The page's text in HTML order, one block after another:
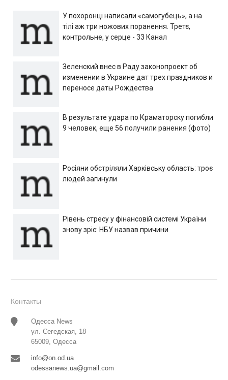
У похоронці написали «самогубець», а на
тілі аж три ножових поранення. Третє,
контрольне, у серце - 33 Канал
Зеленский внес в Раду законопроект об
изменении в Украине дат трех праздников и
переносе даты Рождества
В результате удара по Краматорску погибли
9 человек, еще 56 получили ранения (фото)
Росіяни обстріляли Харківську область: троє
людей загинули
Рівень стресу у фінансовій системі України
знову зріс: НБУ назвав причини
Контакты
Одесса News
ул. Сегедская, 18
65009, Одесса
info@on.od.ua
odessanews.ua@gmail.com